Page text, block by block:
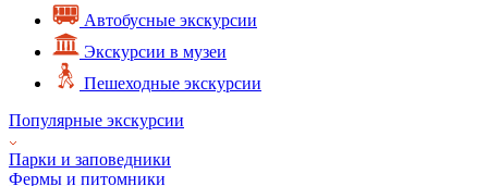
Автобусные экскурсии
Экскурсии в музеи
Пешеходные экскурсии
Популярные экскурсии
Парки и заповедники
Фермы и питомники